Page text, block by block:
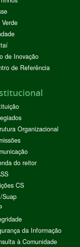
de Inovação
de Referência
Organizacional
do reitor
CS
Suap
da Informação
à Comunidade